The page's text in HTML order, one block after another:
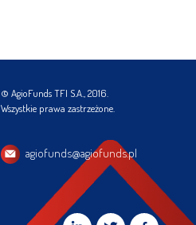
© AgioFunds TFI S.A., 2016.
Wszystkie prawa zastrzeżone.
agiofunds@agiofunds.pl